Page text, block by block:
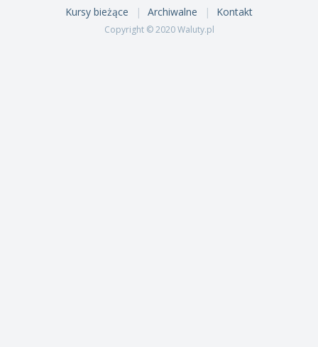
Kursy bieżące Archiwalne Kontakt
Copyright © 2020 Waluty.pl